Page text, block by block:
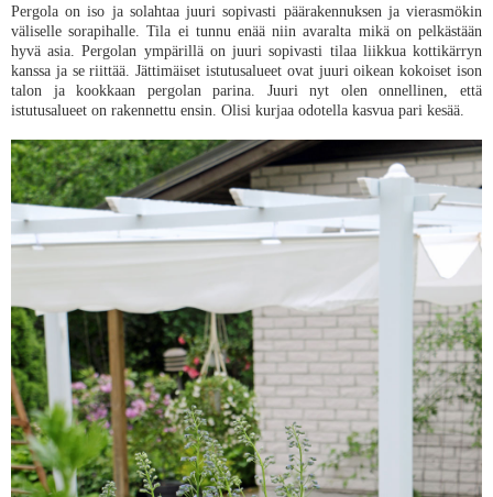
Pergola on iso ja solahtaa juuri sopivasti päärakennuksen ja vierasmökin
väliselle sorapihalle. Tila ei tunnu enää niin avaralta mikä on pelkästään
hyvä asia. Pergolan ympärillä on juuri sopivasti tilaa liikkua kottikärryn
kanssa ja se riittää. Jättimäiset istutusalueet ovat juuri oikean kokoiset ison
talon ja kookkaan pergolan parina. Juuri nyt olen onnellinen, että
istutusalueet on rakennettu ensin. Olisi kurjaa odotella kasvua pari kesää.